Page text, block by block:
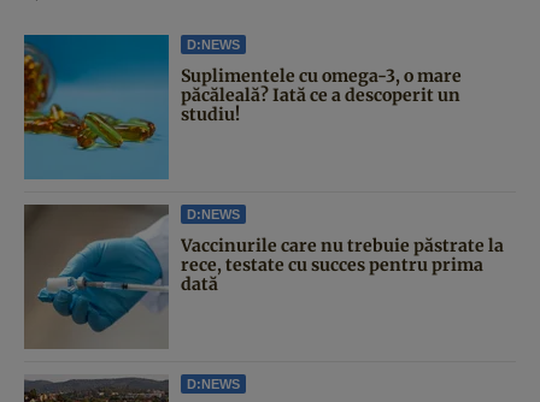
D:NEWS
Suplimentele cu omega-3, o mare
păcăleală? Iată ce a descoperit un
studiu!
D:NEWS
Vaccinurile care nu trebuie păstrate la
rece, testate cu succes pentru prima
dată
D:NEWS